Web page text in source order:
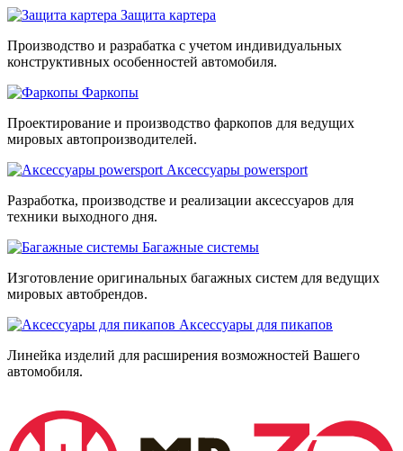
Защита картера
Производство и разрабатка с учетом индивидуальных
конструктивных особенностей автомобиля.
Фаркопы
Проектирование и производство фаркопов для ведущих
мировых автопроизводителей.
Аксессуары powersport
Разработка, производстве и реализации аксессуаров для
техники выходного дня.
Багажные системы
Изготовление оригинальных багажных систем для ведущих
мировых автобрендов.
Аксессуары для пикапов
Линейка изделий для расширения возможностей Вашего
автомобиля.